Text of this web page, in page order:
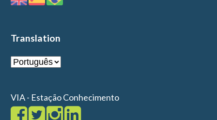
Translation
VIA - Estação Conhecimento